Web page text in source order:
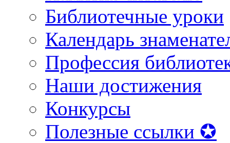
Библиотечные уроки
Календарь
Профессия
Наши достижения
Конкурсы
Полезные ссылки ✪